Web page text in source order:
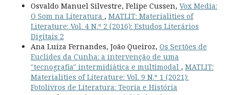
Osvaldo Manuel Silvestre, Felipe Cussen, Vox Media:
O Som na Literatura , MATLIT: Materialities of
Literature: Vol. 4 N.º 2 (2016): Estudos Literários
Digitais 2
Ana Luiza Fernandes, João Queiroz, Os Sertões de
Euclides da Cunha: a intervenção de uma
"tecnografia" intermidiática e multimodal , MATLIT:
Materialities of Literature: Vol. 9 N.º 1 (2021):
Fotolivros de Literatura: Teoria e História